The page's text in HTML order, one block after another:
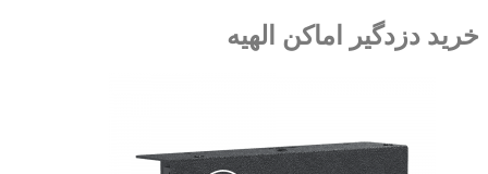
خرید دزدگیر اماکن الهیه